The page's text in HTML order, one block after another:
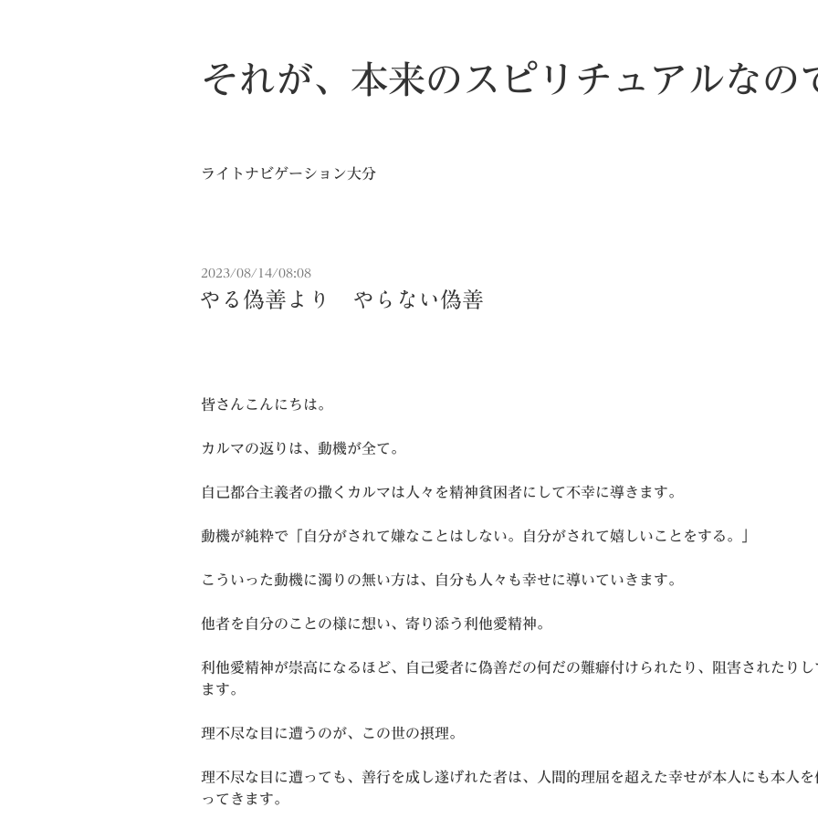
それが、本来のスピリチュアルなの
ライトナビゲーション大分
投
稿
日:
2023/08/14/08:08
やる偽善より やらない偽善
皆さんこんにちは。
カルマの返りは、動機が全て。
自己都合主義者の撒くカルマは人々を精神貧困者にして不幸に導きます。
動機が純粋で「自分がされて嫌なことはしない。自分がされて嬉しいことをする。」
こういった動機に濁りの無い方は、自分も人々も幸せに導いていきます。
他者を自分のことの様に想い、寄り添う利他愛精神。
利他愛精神が崇高になるほど、自己愛者に偽善だの何だの難癖付けられたり、阻害されたり
ます。
理不尽な目に遭うのが、この世の摂理。
理不尽な目に遭っても、善行を成し遂げれた者は、人間的理屈を超えた幸せが本人にも本人
ってきます。